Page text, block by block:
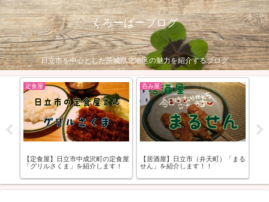
くろーばーブログ
日立市を中心とした茨城県北地区の魅力を紹介するブログ
定食屋
【定食屋】日立市中成沢町の定食屋
「グリルさくま」を紹介します！
呑み屋
【居酒屋】日立市（弁天町）「まる
せん」を紹介します！！